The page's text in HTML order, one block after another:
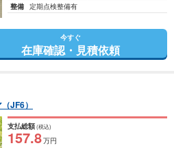
整備 定期点検整備有
今すぐ
在庫確認・見積依頼
（JF6）
支払総額(税込)
157.8万円